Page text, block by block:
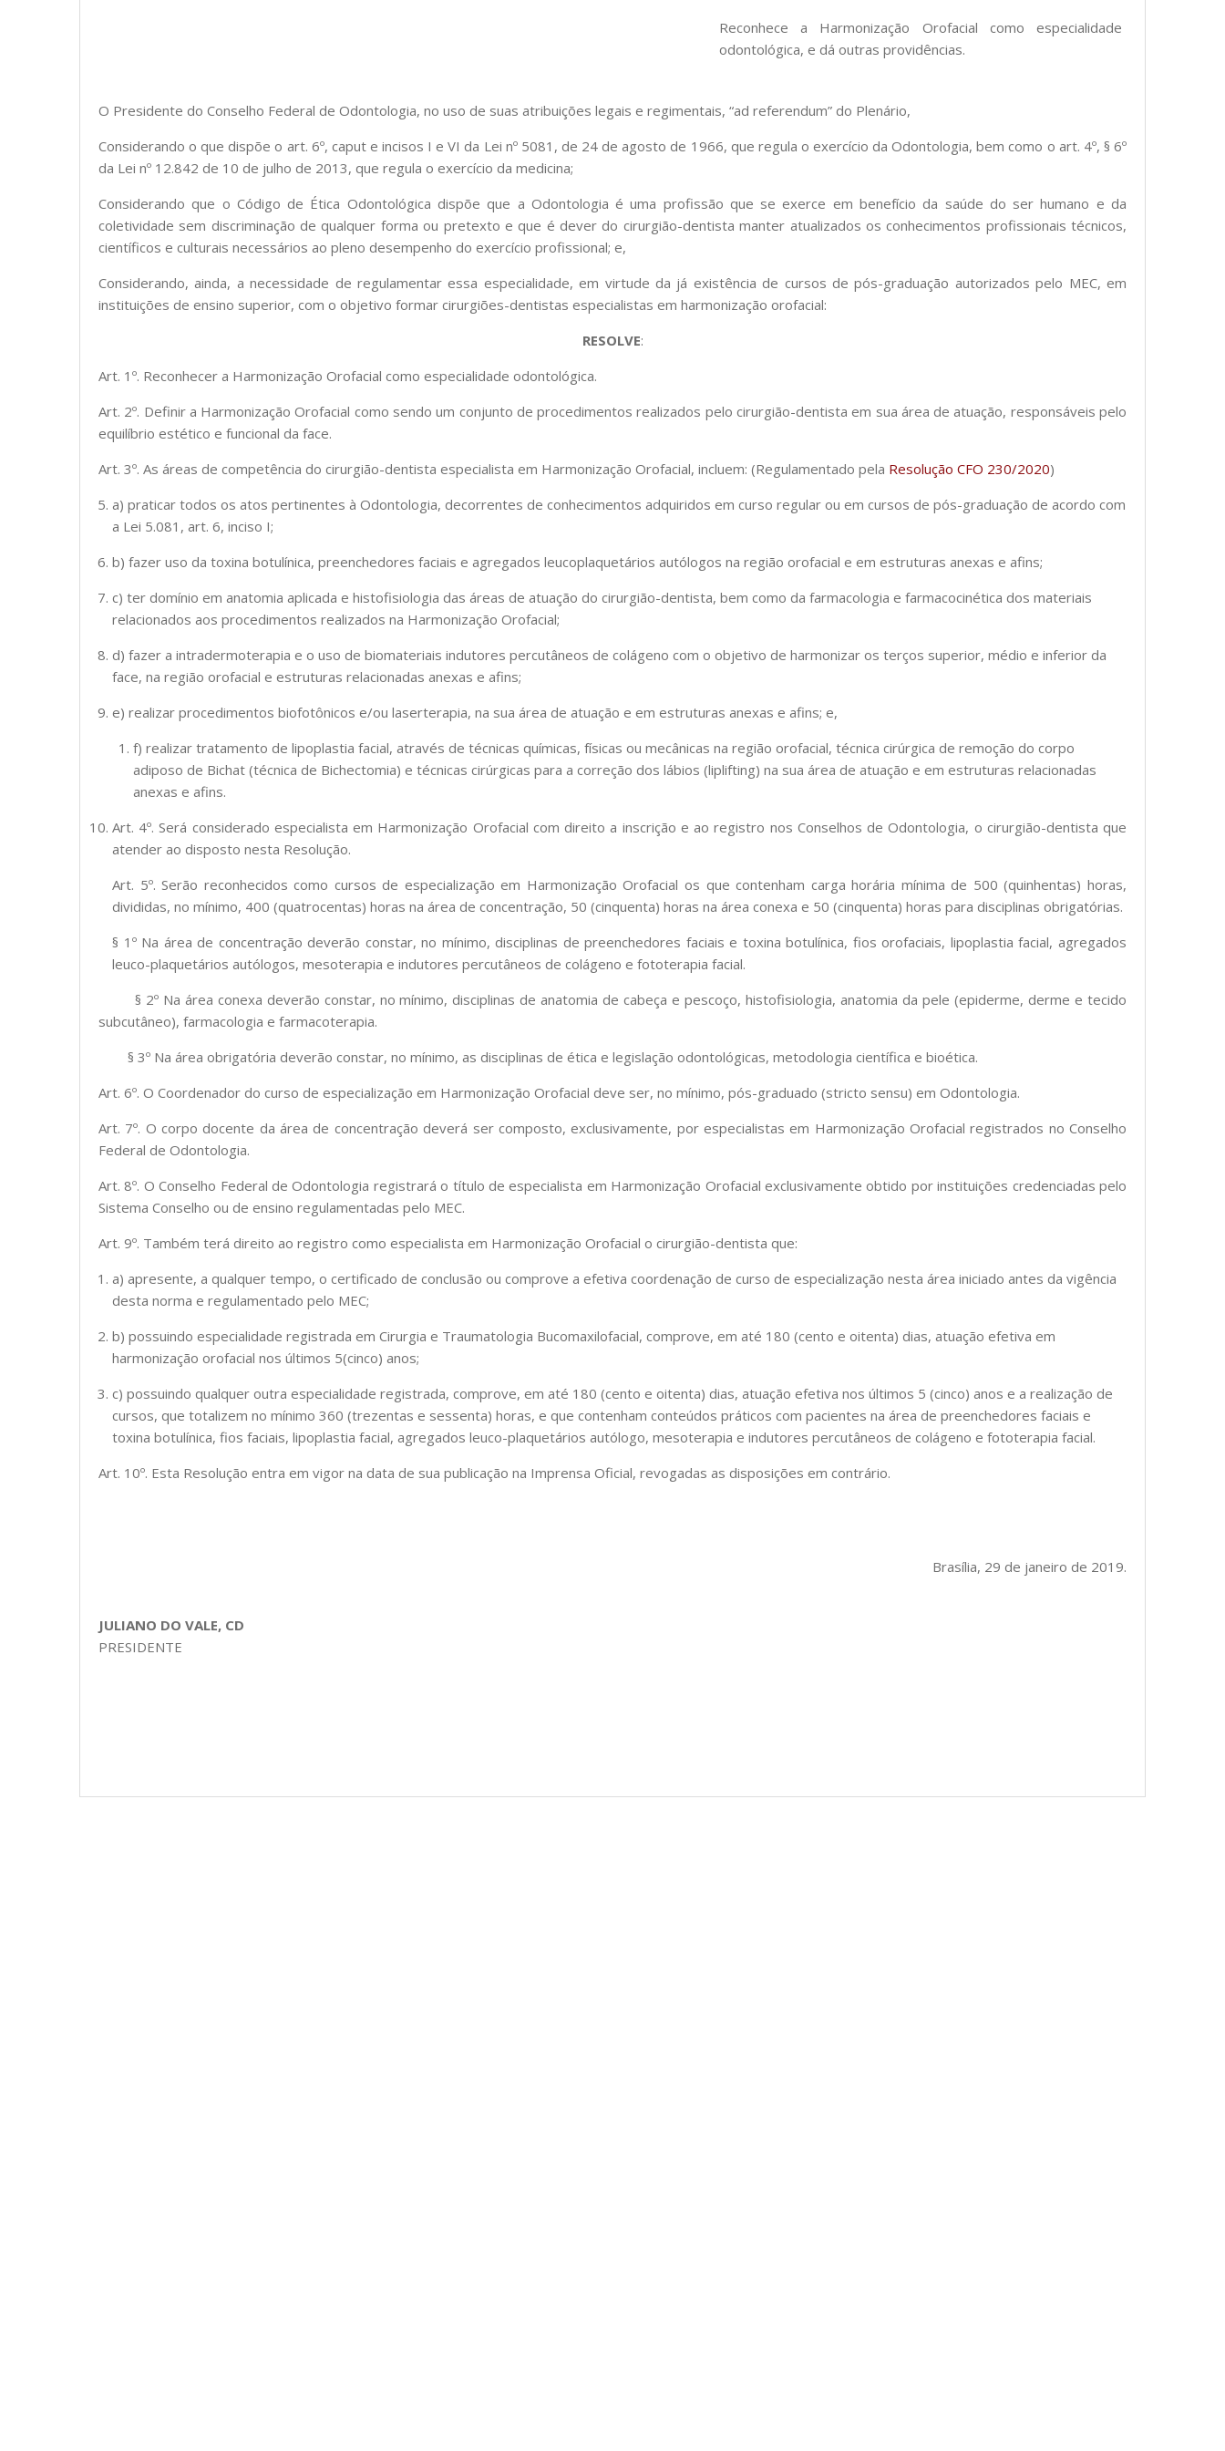
Reconhece a Harmonização Orofacial como especialidade
odontológica, e dá outras providências.
O Presidente do Conselho Federal de Odontologia, no uso de suas atribuições legais e regimentais, “ad referendum” do Plenário,
Considerando o que dispõe o art. 6º, caput e incisos I e VI da Lei nº 5081, de 24 de agosto de 1966, que regula o exercício da Odontologia, bem como o art. 4º, § 6º
da Lei nº 12.842 de 10 de julho de 2013, que regula o exercício da medicina;
Considerando que o Código de Ética Odontológica dispõe que a Odontologia é uma profissão que se exerce em benefício da saúde do ser humano e da
coletividade sem discriminação de qualquer forma ou pretexto e que é dever do cirurgião-dentista manter atualizados os conhecimentos profissionais técnicos,
científicos e culturais necessários ao pleno desempenho do exercício profissional; e,
Considerando, ainda, a necessidade de regulamentar essa especialidade, em virtude da já existência de cursos de pós-graduação autorizados pelo MEC, em
instituições de ensino superior, com o objetivo formar cirurgiões-dentistas especialistas em harmonização orofacial:
RESOLVE:
Art. 1º. Reconhecer a Harmonização Orofacial como especialidade odontológica.
Art. 2º. Definir a Harmonização Orofacial como sendo um conjunto de procedimentos realizados pelo cirurgião-dentista em sua área de atuação, responsáveis pelo
equilíbrio estético e funcional da face.
Art. 3º. As áreas de competência do cirurgião-dentista especialista em Harmonização Orofacial, incluem: (Regulamentado pela Resolução CFO 230/2020)
a) praticar todos os atos pertinentes à Odontologia, decorrentes de conhecimentos adquiridos em curso regular ou em cursos de pós-graduação de acordo com
a Lei 5.081, art. 6, inciso I;
b) fazer uso da toxina botulínica, preenchedores faciais e agregados leucoplaquetários autólogos na região orofacial e em estruturas anexas e afins;
c) ter domínio em anatomia aplicada e histofisiologia das áreas de atuação do cirurgião-dentista, bem como da farmacologia e farmacocinética dos materiais
relacionados aos procedimentos realizados na Harmonização Orofacial;
d) fazer a intradermoterapia e o uso de biomateriais indutores percutâneos de colágeno com o objetivo de harmonizar os terços superior, médio e inferior da
face, na região orofacial e estruturas relacionadas anexas e afins;
e) realizar procedimentos biofotônicos e/ou laserterapia, na sua área de atuação e em estruturas anexas e afins; e,
f) realizar tratamento de lipoplastia facial, através de técnicas químicas, físicas ou mecânicas na região orofacial, técnica cirúrgica de remoção do corpo
adiposo de Bichat (técnica de Bichectomia) e técnicas cirúrgicas para a correção dos lábios (liplifting) na sua área de atuação e em estruturas relacionadas
anexas e afins.
Art. 4º. Será considerado especialista em Harmonização Orofacial com direito a inscrição e ao registro nos Conselhos de Odontologia, o cirurgião-dentista que
atender ao disposto nesta Resolução.
Art. 5º. Serão reconhecidos como cursos de especialização em Harmonização Orofacial os que contenham carga horária mínima de 500 (quinhentas) horas,
divididas, no mínimo, 400 (quatrocentas) horas na área de concentração, 50 (cinquenta) horas na área conexa e 50 (cinquenta) horas para disciplinas obrigatórias.
§ 1º Na área de concentração deverão constar, no mínimo, disciplinas de preenchedores faciais e toxina botulínica, fios orofaciais, lipoplastia facial, agregados
leuco-plaquetários autólogos, mesoterapia e indutores percutâneos de colágeno e fototerapia facial.
§ 2º Na área conexa deverão constar, no mínimo, disciplinas de anatomia de cabeça e pescoço, histofisiologia, anatomia da pele (epiderme, derme e tecido
subcutâneo), farmacologia e farmacoterapia.
§ 3º Na área obrigatória deverão constar, no mínimo, as disciplinas de ética e legislação odontológicas, metodologia científica e bioética.
Art. 6º. O Coordenador do curso de especialização em Harmonização Orofacial deve ser, no mínimo, pós-graduado (stricto sensu) em Odontologia.
Art. 7º. O corpo docente da área de concentração deverá ser composto, exclusivamente, por especialistas em Harmonização Orofacial registrados no Conselho
Federal de Odontologia.
Art. 8º. O Conselho Federal de Odontologia registrará o título de especialista em Harmonização Orofacial exclusivamente obtido por instituições credenciadas pelo
Sistema Conselho ou de ensino regulamentadas pelo MEC.
Art. 9º. Também terá direito ao registro como especialista em Harmonização Orofacial o cirurgião-dentista que:
a) apresente, a qualquer tempo, o certificado de conclusão ou comprove a efetiva coordenação de curso de especialização nesta área iniciado antes da vigência
desta norma e regulamentado pelo MEC;
b) possuindo especialidade registrada em Cirurgia e Traumatologia Bucomaxilofacial, comprove, em até 180 (cento e oitenta) dias, atuação efetiva em
harmonização orofacial nos últimos 5(cinco) anos;
c) possuindo qualquer outra especialidade registrada, comprove, em até 180 (cento e oitenta) dias, atuação efetiva nos últimos 5 (cinco) anos e a realização de
cursos, que totalizem no mínimo 360 (trezentas e sessenta) horas, e que contenham conteúdos práticos com pacientes na área de preenchedores faciais e
toxina botulínica, fios faciais, lipoplastia facial, agregados leuco-plaquetários autólogo, mesoterapia e indutores percutâneos de colágeno e fototerapia facial.
Art. 10º. Esta Resolução entra em vigor na data de sua publicação na Imprensa Oficial, revogadas as disposições em contrário.
Brasília, 29 de janeiro de 2019.
JULIANO DO VALE, CD
PRESIDENTE